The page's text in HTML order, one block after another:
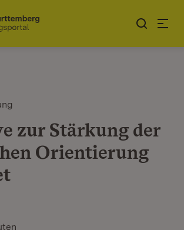
zur Stärkung der
Orientierung